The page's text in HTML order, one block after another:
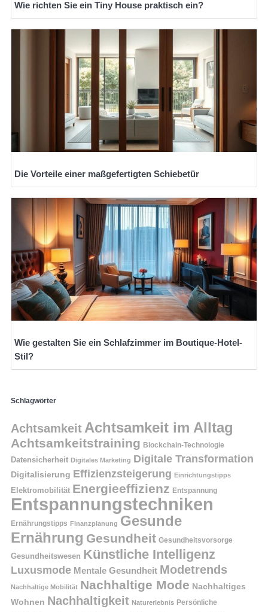
Wie richten Sie ein Tiny House praktisch ein?
Die Vorteile einer maßgefertigten Schiebetür
Wie gestalten Sie ein Schlafzimmer im Boutique-Hotel-
Stil?
Schlagwörter
Achtsamkeit Achtsamkeit im Alltag
Achtsamkeitstraining Blockchain-Technologie
Datensicherheit Digitales Marketing Digitale Transformation
Digitalisierung Effizienzsteigerung Einrichtungstipps
Elektromobilität Energieeffizienz Entspannung
Entspannungstechniken
Ernährungstipps Finanzplanung Gesunde
Ernährung Gesundheit Gesundheitsvorsorge
Gesundheitswesen Künstliche Intelligenz
Luxusmode Mentale Gesundheit Modetrends
Nachhaltige Mobilität Nachhaltige Mode Nachhaltiges
Wohnen Nachhaltigkeit Naturerlebnis Persönliche